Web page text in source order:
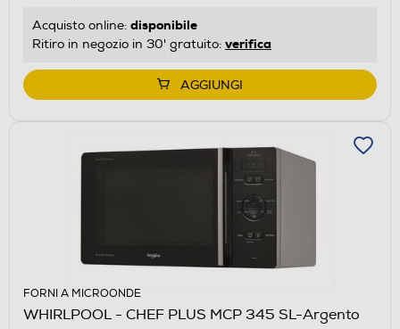
Acquisto online: disponibile
Ritiro in negozio in 30' gratuito: verifica
AGGIUNGI
FORNI A MICROONDE
WHIRLPOOL - CHEF PLUS MCP 345 SL-Argento